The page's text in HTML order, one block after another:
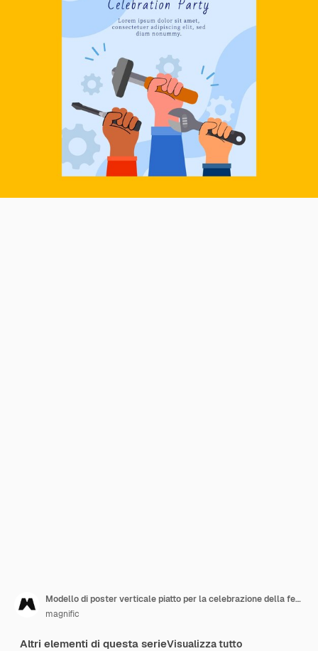
Modello di poster verticale piatto per la celebrazione della festa del lavoro
magnific
Altri elementi di questa serieVisualizza tutto